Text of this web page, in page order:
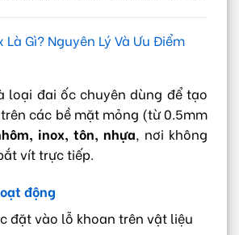
Là Gì? Nguyên Lý Và Ưu Điểm
loại đai ốc chuyên dùng để tạo
các bề mặt mỏng (từ 0.5mm
inox, tôn, nhựa, nơi không
vít trực tiếp.
động
đặt vào lỗ khoan trên vật liệu